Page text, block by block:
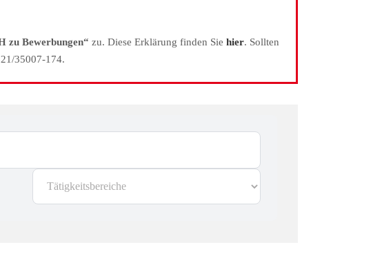
zu Bewerbungen“ zu. Diese Erklärung finden Sie hier. Sollten
35007-174.